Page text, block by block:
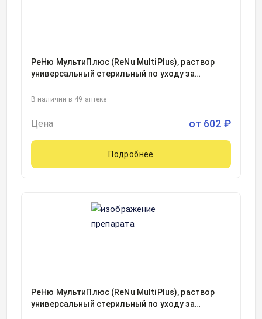
РеНю МультиПлюс (ReNu MultiPlus), раствор
универсальный стерильный по уходу за
В наличии в 49 аптеке
Цена от 602 ₽
Подробнее
РеНю МультиПлюс (ReNu MultiPlus), раствор
универсальный стерильный по уходу за